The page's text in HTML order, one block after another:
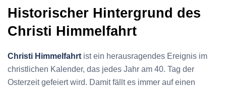
Historischer Hintergrund des
Christi Himmelfahrt
Christi Himmelfahrt ist ein herausragendes Ereignis im
christlichen Kalender, das jedes Jahr am 40. Tag der
Osterzeit gefeiert wird. Damit fällt es immer auf einen